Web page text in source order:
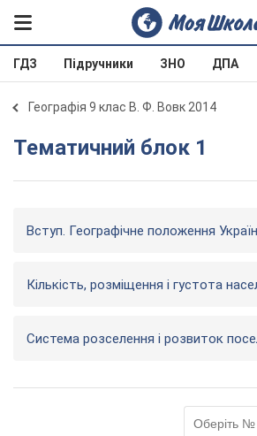
ГДЗ Підручники ЗНО ДПА
Географія 9 клас В. Ф. Вовк 2014
Тематичний блок 1
Вступ. Географічне положення
Кількість, розміщення і густота
Система розселення і розвиток